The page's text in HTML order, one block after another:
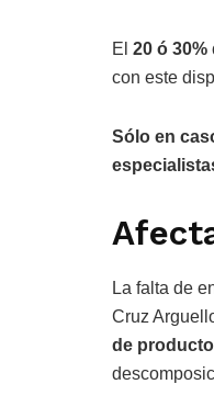
El 20 ó
con este
Sólo en
La falta de
Cruz
de